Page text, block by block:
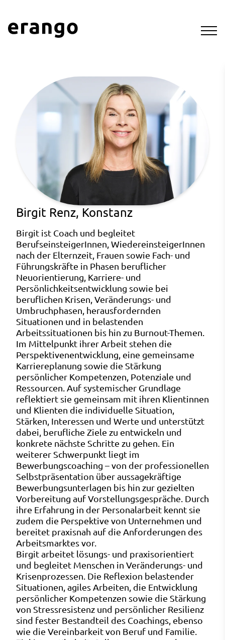
Birgit Renz, Konstanz
Birgit ist Coach und begleitet
BerufseinsteigerInnen, WiedereinsteigerInnen
nach der Elternzeit, Frauen sowie Fach- und
Führungskräfte in Phasen beruflicher
Neuorientierung, Karriere- und
Persönlichkeitsentwicklung sowie bei
beruflichen Krisen, Veränderungs- und
Umbruchphasen, herausfordernden
Situationen und in belastenden
Arbeitssituationen bis hin zu Burnout-Themen.
Im Mittelpunkt ihrer Arbeit stehen die
Perspektivenentwicklung, eine gemeinsame
Karriereplanung sowie die Stärkung
persönlicher Kompetenzen, Potenziale und
Ressourcen. Auf systemischer Grundlage
reflektiert sie gemeinsam mit ihren Klientinnen
und Klienten die individuelle Situation,
Stärken, Interessen und Werte und unterstützt
dabei, berufliche Ziele zu entwickeln und
konkrete nächste Schritte zu gehen. Ein
weiterer Schwerpunkt liegt im
Bewerbungscoaching – von der professionellen
Selbstpräsentation über aussagekräftige
Bewerbungsunterlagen bis hin zur gezielten
Vorbereitung auf Vorstellungsgespräche. Durch
ihre Erfahrung in der Personalarbeit kennt sie
zudem die Perspektive von Unternehmen und
bereitet praxisnah auf die Anforderungen des
Arbeitsmarktes vor.
Birgit arbeitet lösungs- und praxisorientiert
und begleitet Menschen in Veränderungs- und
Krisenprozessen. Die Reflexion belastender
Situationen, agiles Arbeiten, die Entwicklung
persönlicher Kompetenzen sowie die Stärkung
von Stressresistenz und persönlicher Resilienz
sind fester Bestandteil des Coachings, ebenso
wie die Vereinbarkeit von Beruf und Familie.